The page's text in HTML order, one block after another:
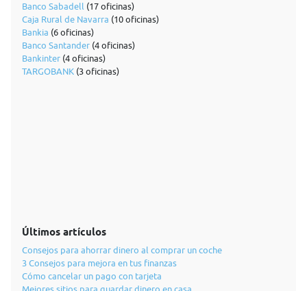
Banco Sabadell (17 oficinas)
Caja Rural de Navarra (10 oficinas)
Bankia (6 oficinas)
Banco Santander (4 oficinas)
Bankinter (4 oficinas)
TARGOBANK (3 oficinas)
Últimos artículos
Consejos para ahorrar dinero al comprar un coche
3 Consejos para mejora en tus finanzas
Cómo cancelar un pago con tarjeta